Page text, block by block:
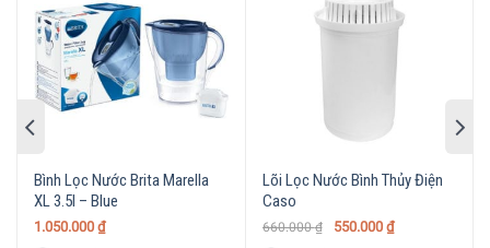
Bình Lọc Nước Brita Marella Cool 2.4L Bluelàm giảm
clo, kim loại,khoáng vật
tạp chất
khác (nếumang trong nước máy)
Dung tích 2,4 lít
Bình Lọc Nước Brita Marella
XL 3.5l – Blue
1.050.000 ₫
Lõi Lọc Nước Bình Thủy Điện
Caso
660.000₫ 550.000 ₫